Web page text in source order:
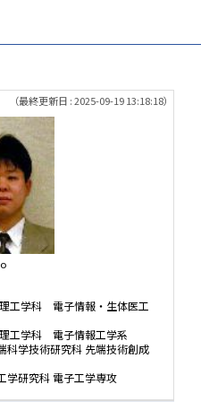
（最終更新日 : 2025-09-19 13:18:18）
工学科 電子情報・生体医工
工学科 電子情報工学系
科学技術研究科 先端技術創成
学研究科 電子工学専攻